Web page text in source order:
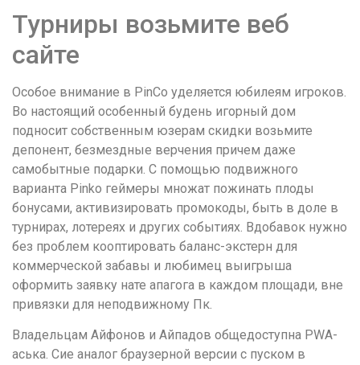
Турниры возьмите веб
сайте
Особое внимание в PinCo уделяется юбилеям игроков.
Во настоящий особенный будень игорный дом
подносит собственным юзерам скидки возьмите
депонент, безмездные верчения причем даже
самобытные подарки. С помощью подвижного
варианта Pinko геймеры множат пожинать плоды
бонусами, активизировать промокоды, быть в доле в
турнирах, лотереях и других событиях. Вдобавок нужно
без проблем кооптировать баланс-экстерн для
коммерческой забавы и любимец выигрыша
оформить заявку нате апагога в каждом площади, вне
привязки для неподвижному Пк.
Владельцам Айфонов и Айпадов общедоступна PWA-
аська. Сие аналог браузерной версии с пуском в